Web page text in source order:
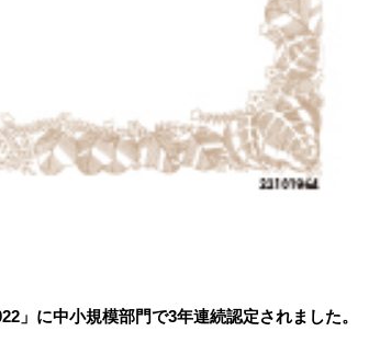
」に中小規模部門で3年連続認定されました。